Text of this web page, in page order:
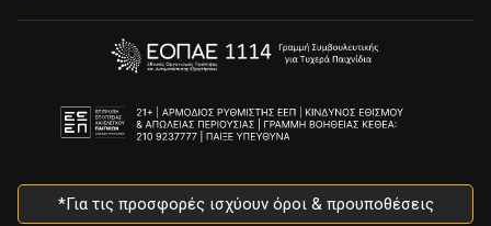
*Για τις προσφορές ισχύουν όροι & προυποθέσεις